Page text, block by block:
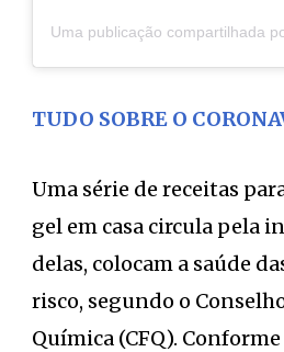
TUDO SOBRE O
Uma série de receitas
gel em casa circula pela
delas, colocam a saúde
risco, segundo o
Química (CFQ).